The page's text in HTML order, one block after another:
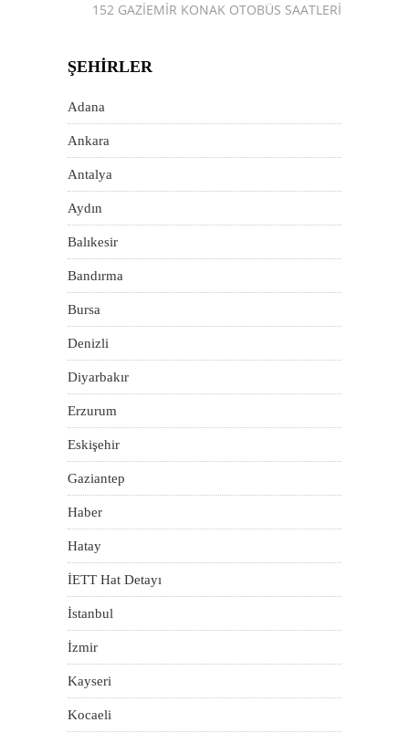
152 GAZIEMIR KONAK OTOBÜS SAATLERI
ŞEHIRLER
Adana
Ankara
Antalya
Aydın
Balıkesir
Bandırma
Bursa
Denizli
Diyarbakır
Erzurum
Eskişehir
Gaziantep
Haber
Hatay
İETT Hat Detayı
İstanbul
İzmir
Kayseri
Kocaeli